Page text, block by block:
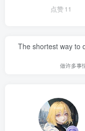
点赞11
The shortest way to
做许多事